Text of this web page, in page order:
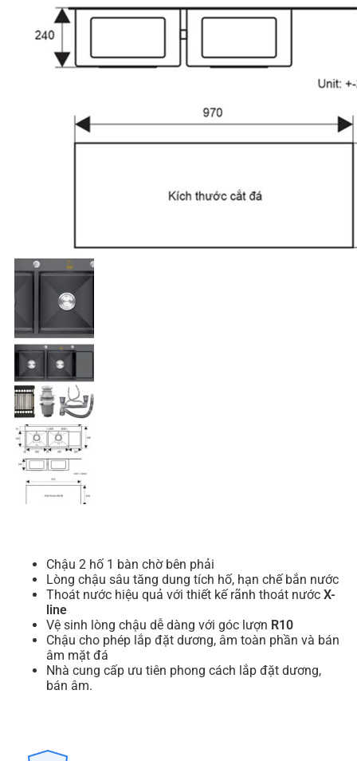
Chậu 2 hố 1 bàn chờ bên phải
Lòng chậu sâu tăng dung tích hố, hạn chế bắn nước
Thoát nước hiệu quả với thiết kế rãnh thoát nước X-
line
Vệ sinh lòng chậu dễ dàng với góc lượn R10
Chậu cho phép lắp đặt dương, âm toàn phần và bán
âm mặt đá
Nhà cung cấp ưu tiên phong cách lắp đặt dương,
bán âm.